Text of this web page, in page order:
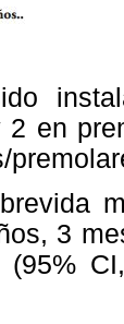
en
3
(95%